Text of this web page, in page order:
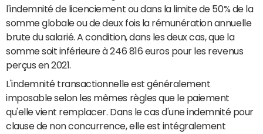
l'indemnité de licenciement ou dans la limite de 50% de la
somme globale ou de deux fois la rémunération annuelle
brute du salarié. A condition, dans les deux cas, que la
somme soit inférieure à 246 816 euros pour les revenus
perçus en 2021.
L'indemnité transactionnelle est généralement
imposable selon les mêmes règles que le paiement
qu'elle vient remplacer. Dans le cas d'une indemnité pour
clause de non concurrence, elle est intégralement